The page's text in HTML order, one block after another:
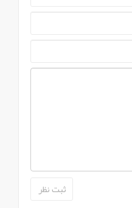
به مشتريان عزيز در